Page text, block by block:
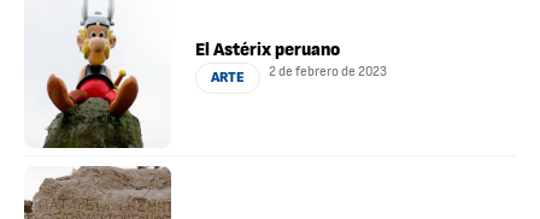
El Astérix peruano
ARTE 2 de febrero de 2023